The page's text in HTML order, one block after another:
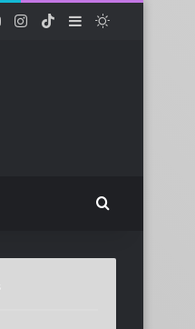
YouTubeInstagram
TikTokSidebarSwitch skin
Buscar...